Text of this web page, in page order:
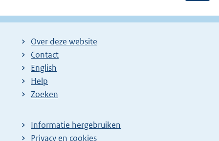
Over deze website
Contact
English
Help
Zoeken
Informatie hergebruiken
Privacy en cookies